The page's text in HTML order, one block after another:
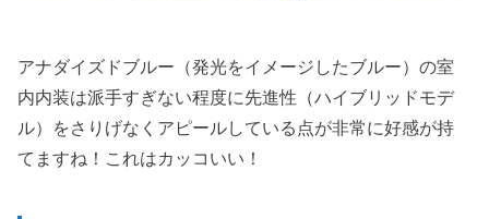
アナダイズドブルー（発光をイメージしたブルー）の室
内内装は派手すぎない程度に先進性（ハイブリッドモデ
ル）をさりげなくアピールしている点が非常に好感が持
てますね！これはカッコいい！